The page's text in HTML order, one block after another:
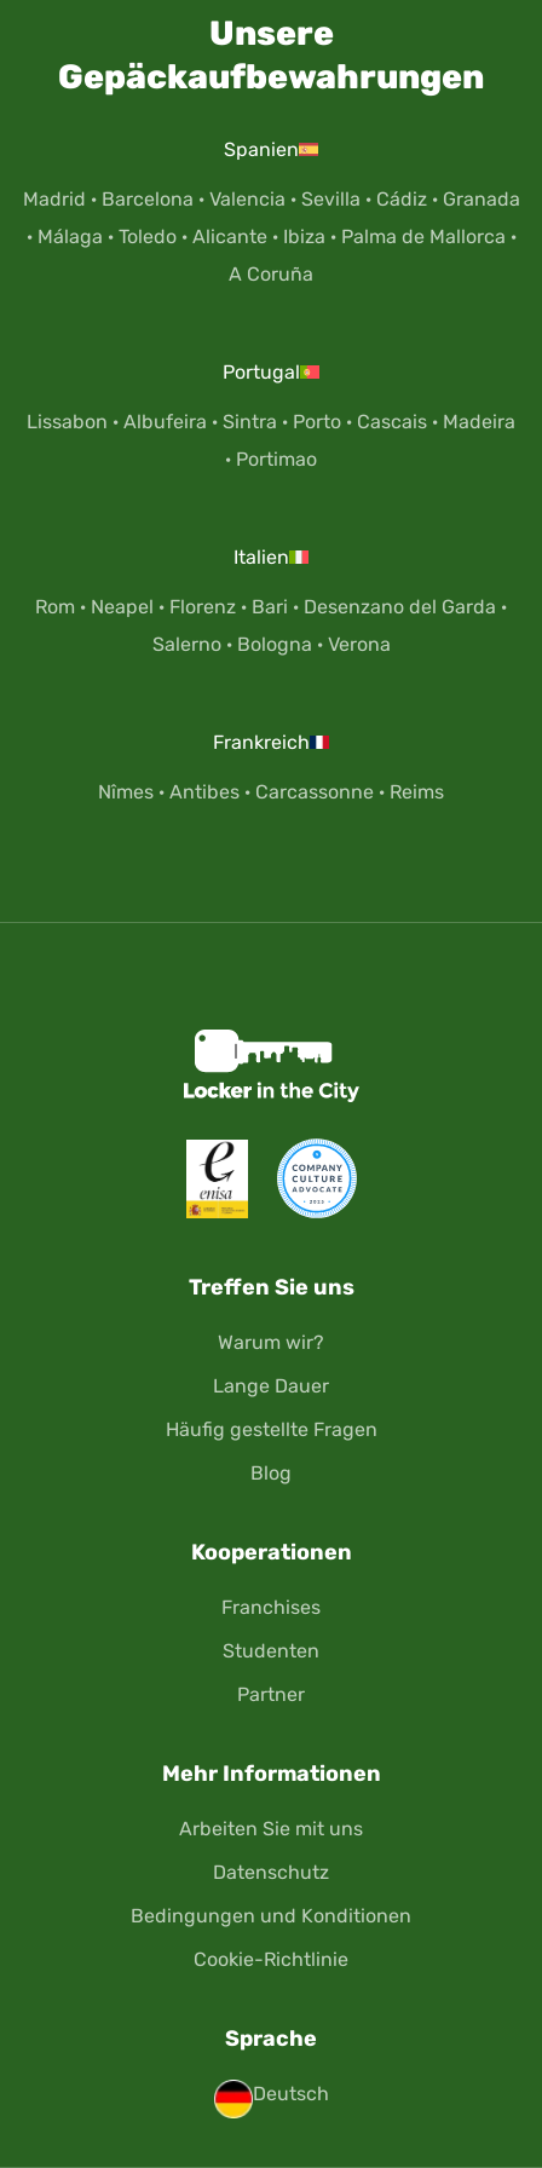
Unsere
Gepäckaufbewahrungen
Spanien
Madrid · Barcelona · Valencia · Sevilla · Cádiz· Granada
· Málaga · Toledo· Alicante· Ibiza · Palma de Mallorca ·
A Coruña
Portugal
Lissabon · Albufeira · Sintra · Porto · Cascais · Madeira
· Portimao
Italien
Rom · Neapel · Florenz · Bari · Desenzano del Garda ·
Salerno· Bologna · Verona
Frankreich
Nîmes · Antibes · Carcassonne · Reims
Treffen Sie uns
Warum wir?
Lange Dauer
Häufig gestellte Fragen
Blog
Kooperationen
Franchises
Studenten
Partner
Mehr Informationen
Arbeiten Sie mit uns
Datenschutz
Bedingungen und Konditionen
Cookie-Richtlinie
Sprache
Deutsch